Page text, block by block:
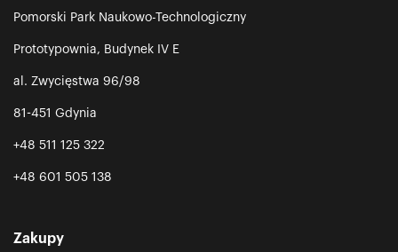
Pomorski Park Naukowo-Technologiczny
Prototypownia, Budynek IV E
al. Zwycięstwa 96/98
81-451 Gdynia
+48 511 125 322
+48 601 505 138
Zakupy